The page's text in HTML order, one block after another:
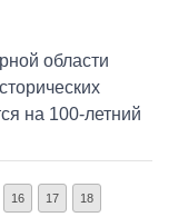
области
на 100-летний
16 17 18